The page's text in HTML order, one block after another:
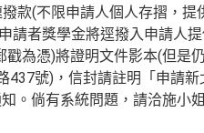
款(不限申請人個人存摺，提
請者獎學金將逕撥入申請人提
為憑)將證明文件影本(但是
號)，信封請註明「申請
。倘有系統問題，請洽施小